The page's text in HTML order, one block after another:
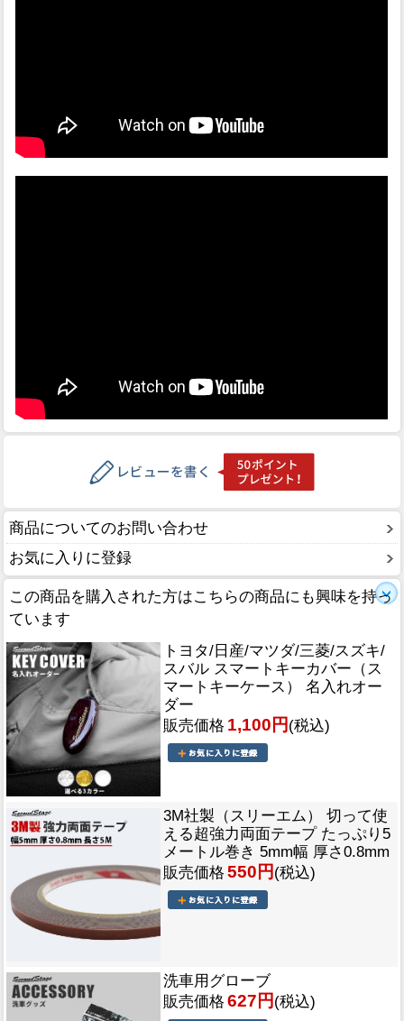
商品についてのお問い合わせ
お気に入りに登録
この商品を購入された方はこちらの商品にも興味を持っ
ています
トヨタ/日産/マツダ/三菱/スズキ/
スバル スマートキーカバー（ス
マートキーケース） 名入れオー
ダー
販売価格 1,100円 (税込)
3M社製（スリーエム） 切って使
える超強力両面テープ たっぷり5
メートル巻き 5mm幅 厚さ0.8mm
販売価格 550円 (税込)
洗車用グローブ
販売価格 627円 (税込)